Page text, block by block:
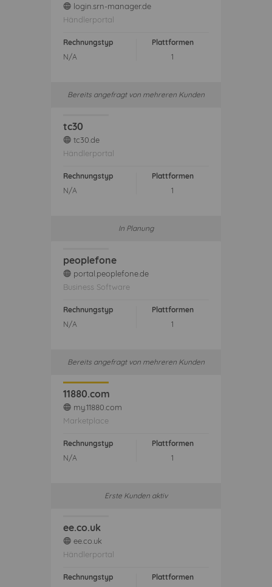
web login.srn-manager.de
Händlerportal
Rechnungstyp
N/A
Plattformen
1
Bereits angefragt von mehreren Kunden
tc30
web tc30.de
Händlerportal
Rechnungstyp
N/A
Plattformen
1
In Planung
peoplefone
web portal.peoplefone.de
Business Software
Rechnungstyp
N/A
Plattformen
1
Bereits angefragt von mehreren Kunden
11880.com
web my.11880.com
Marketplace
Rechnungstyp
N/A
Plattformen
1
Erste Kunden aktiv
ee.co.uk
web ee.co.uk
Händlerportal
Rechnungstyp Plattformen